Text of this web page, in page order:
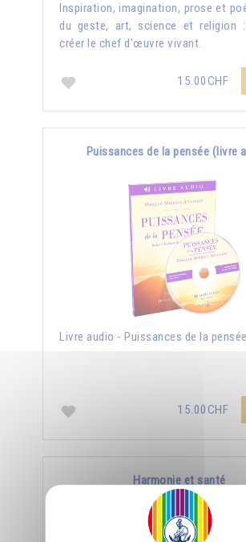
Inspiration, imagination, prose et
du geste, art, science et religion
créer le chef d'œuvre vivant.
15.00CHF
Puissances de la pensée (livre
Livre audio - Puissances de la pensée
15.00CHF
Harmonie et santé